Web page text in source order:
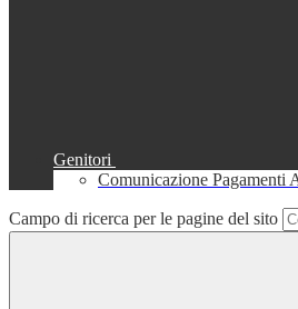
Genitori
Comunicazione Pagamenti
Campo di ricerca per le pagine del sito